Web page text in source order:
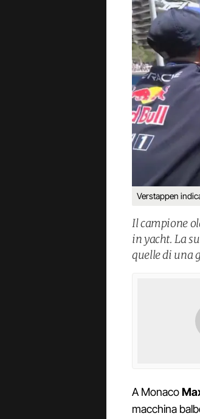
Verstappen
Il campione
in yacht. La
quelle di una
A Monaco
macchina